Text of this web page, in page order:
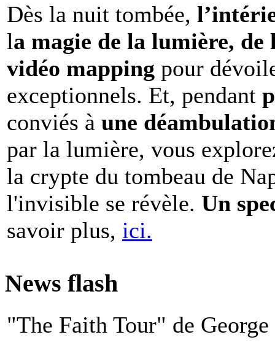
Dès la nuit tombée,
la magie de la lumière,
vidéo mapping pour
exceptionnels. Et, pendant
conviés à une
par la lumière, vous
la crypte du tombeau de
l'invisible se révèle. Un
savoir plus, ici.
News flash
"The Faith Tour" de